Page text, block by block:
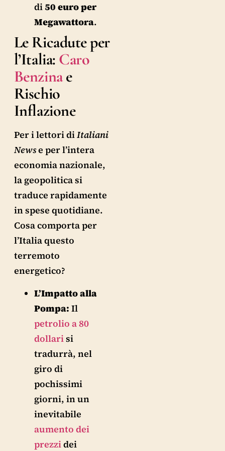
di50 euro per
Megawattora.
Le Ricadute per
l’Italia: Caro
Benzinae
Rischio
Inflazione
Per i lettori diItaliani
Newse per l’intera
economia nazionale,
la geopolitica si
traduce rapidamente
in spese quotidiane.
Cosa comporta per
l’Italia questo
terremoto
energetico?
L’Impatto alla
Pompa: Il
petrolio a 80
dollarisi
tradurrà, nel
giro di
pochissimi
giorni, in un
inevitabile
aumento dei
prezzidei